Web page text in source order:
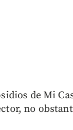
de Mi
no